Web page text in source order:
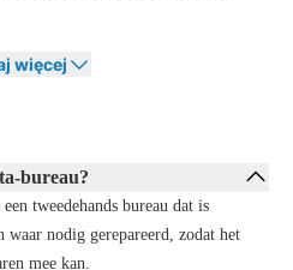
betaalbare manier om
bureaus. Op deze manier kunnen
ergonomische werkhouding
afgewisseld.
więcej
bureau?
tweedehands bureau dat is
waar nodig gerepareerd, zodat het
mee kan.